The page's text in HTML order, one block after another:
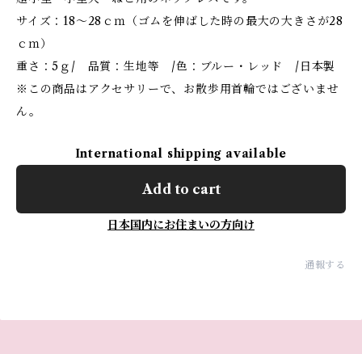
サイズ：18～28ｃｍ（ゴムを伸ばした時の最大の大きさが28
ｃｍ）
重さ：5ｇ/ 品質：生地等 /色：ブルー・レッド /日本製
※この商品はアクセサリーで、お散歩用首輪ではございませ
ん。
International shipping available
Add to cart
日本国内にお住まいの方向け
通報する